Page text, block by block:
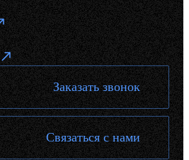
Заказать звонок
Связаться с нами